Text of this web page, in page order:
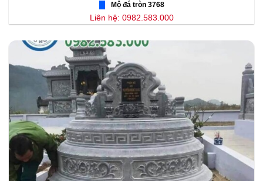
Mộ đá tròn 3768
Liên hệ: 0982.583.000